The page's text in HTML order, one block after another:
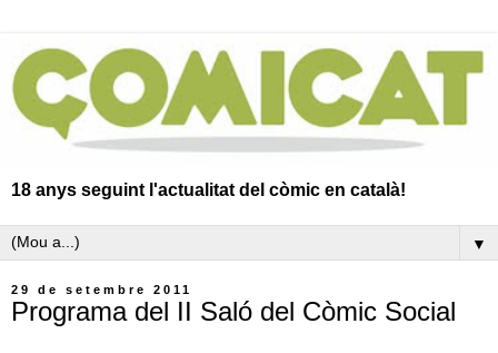
18 anys seguint l'actualitat del còmic en català!
▼
29 de setembre 2011
Programa del II Saló del Còmic Social